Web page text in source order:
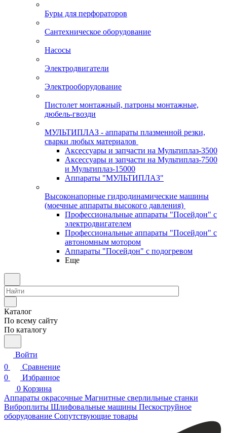
Буры для перфораторов
Сантехническое оборудование
Насосы
Электродвигатели
Электрооборудование
Пистолет монтажный, патроны монтажные,
дюбель-гвозди
МУЛЬТИПЛАЗ - аппараты плазменной резки,
сварки любых материалов
Аксессуары и запчасти на Мультиплаз-3500
Аксессуары и запчасти на Мультиплаз-7500
и Мультиплаз-15000
Аппараты "МУЛЬТИПЛАЗ"
Высоконапорные гидродинамические машины
(моечные аппараты высокого давления)
Профессиональные аппараты "Посейдон" с
электродвигателем
Профессиональные аппараты "Посейдон" с
автономным мотором
Аппараты "Посейдон" с подогревом
Еще
Каталог
По всему сайту
По каталогу
Войти
0
Сравнение
0
Избранное
0 Корзина
Аппараты окрасочные Магнитные сверлильные станки
Виброплиты Шлифовальные машины Пескоструйное
оборудование Сопутствующие товары